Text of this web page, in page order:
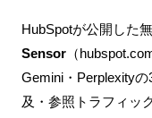
HubSpotが公開した
Sensor（
Gemini・Perplexity
及・参照トラフィッ